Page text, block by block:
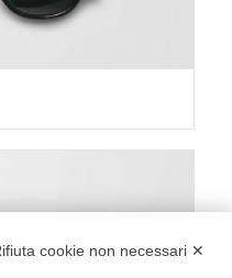
cookie non necessari ✕